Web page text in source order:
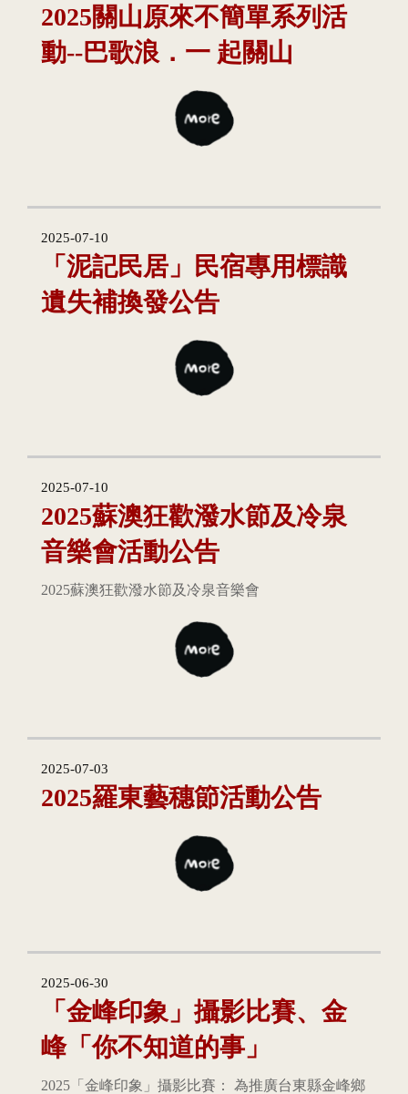
2025關山原來不簡單系列活
動--巴歌浪．一 起關山
2025-07-10
「泥記民居」民宿專用標識
遺失補換發公告
2025-07-10
2025蘇澳狂歡潑水節及冷泉
音樂會活動公告
2025蘇澳狂歡潑水節及冷泉音樂會
2025-07-03
2025羅東藝穗節活動公告
2025-06-30
「金峰印象」攝影比賽、金
峰「你不知道的事」
2025「金峰印象」攝影比賽： 為推廣台東縣金峰鄉